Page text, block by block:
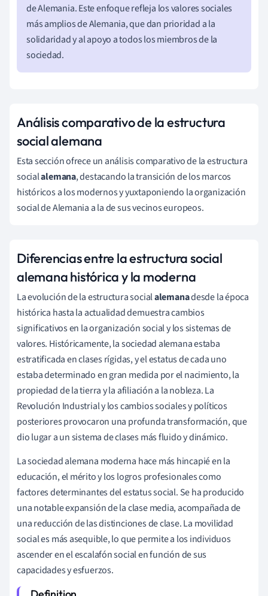
de Alemania. Este enfoque refleja los valores sociales
más amplios de Alemania, que dan prioridad a la
solidaridad y al apoyo a todos los miembros de la
sociedad.
Análisis comparativo de la estructura
social alemana
Esta sección ofrece un análisis comparativo de la estructura
socialalemana, destacando la transición de los marcos
históricos a los modernos y yuxtaponiendo la organización
social de Alemania a la de sus vecinos europeos.
Diferencias entre la estructura social
alemana histórica y la moderna
La evolución de la estructura socialalemanadesde la época
histórica hasta la actualidad demuestra cambios
significativos en la organización social y los sistemas de
valores. Históricamente, la sociedad alemana estaba
estratificada en clases rígidas, y el estatus de cada uno
estaba determinado en gran medida por el nacimiento, la
propiedad de la tierra y la afiliación a la nobleza. La
Revolución Industrial y los cambios sociales y políticos
posteriores provocaron una profunda transformación, que
dio lugar a un sistema de clases más fluido y dinámico.
La sociedad alemana moderna hace más hincapié en la
educación, el mérito y los logros profesionales como
factores determinantes del estatus social. Se ha producido
una notable expansión de la clase media, acompañada de
una reducción de las distinciones de clase. La movilidad
social es más asequible, lo que permite a los individuos
ascender en el escalafón social en función de sus
capacidades y esfuerzos.